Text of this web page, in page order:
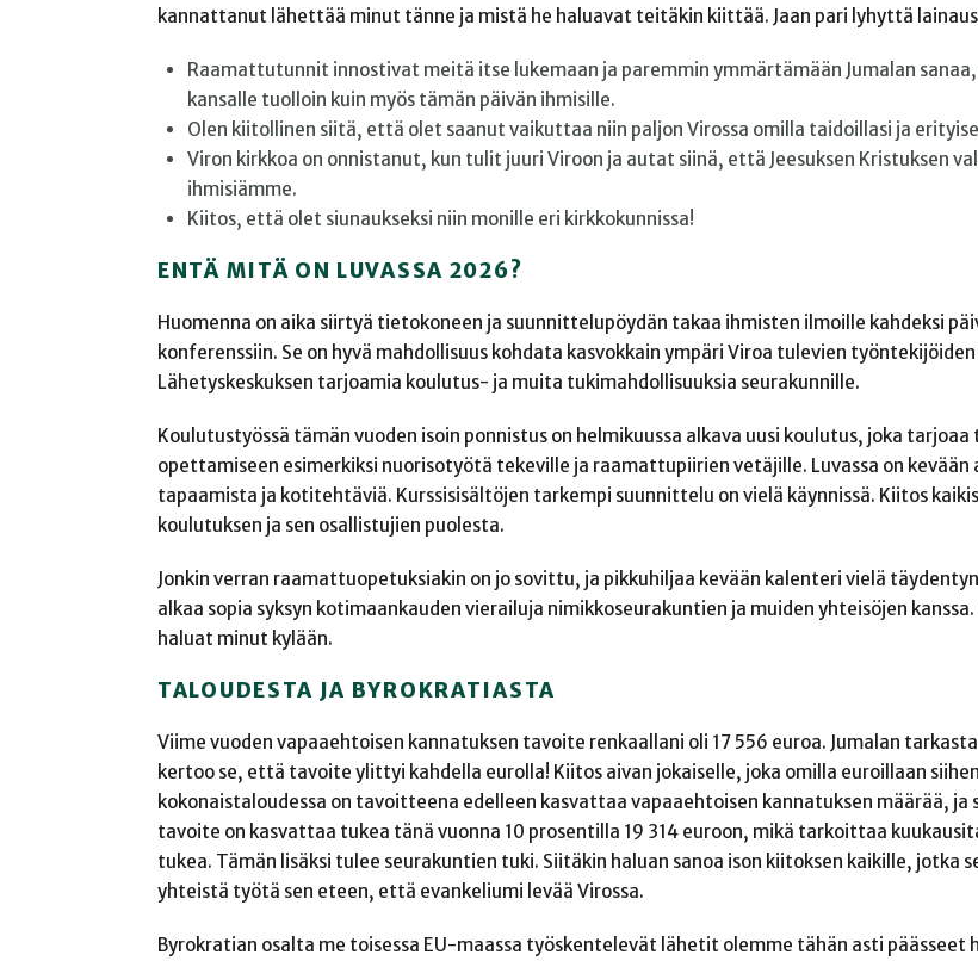
kannattanut lähettää minut tänne ja mistä he haluavat teitäkin kiittää. Jaan pari lyhyttä
Raamattutunnit innostivat meitä itse lukemaan ja paremmin ymmärtämään Jumalan
kansalle tuolloin kuin myös tämän päivän ihmisille.
Olen kiitollinen siitä, että olet saanut vaikuttaa niin paljon Virossa omilla taidoillasi ja
Viron kirkkoa on onnistanut, kun tulit juuri Viroon ja autat siinä, että Jeesuksen Kristuksen
ihmisiämme.
Kiitos, että olet siunaukseksi niin monille eri kirkkokunnissa!
ENTÄ MITÄ ON LUVASSA 2026?
Huomenna on aika siirtyä tietokoneen ja suunnittelupöydän takaa ihmisten ilmoille kahdeksi
konferenssiin. Se on hyvä mahdollisuus kohdata kasvokkain ympäri Viroa tulevien
Lähetyskeskuksen tarjoamia koulutus- ja muita tukimahdollisuuksia seurakunnille.
Koulutustyössä tämän vuoden isoin ponnistus on helmikuussa alkava uusi koulutus, joka
opettamiseen esimerkiksi nuorisotyötä tekeville ja raamattupiirien vetäjille. Luvassa on kevään
tapaamista ja kotitehtäviä. Kurssisisältöjen tarkempi suunnittelu on vielä käynnissä. Kiitos
koulutuksen ja sen osallistujien puolesta.
Jonkin verran raamattuopetuksiakin on jo sovittu, ja pikkuhiljaa kevään kalenteri vielä
alkaa sopia syksyn kotimaankauden vierailuja nimikkoseurakuntien ja muiden yhteisöjen
haluat minut kylään.
TALOUDESTA JA BYROKRATIASTA
Viime vuoden vapaaehtoisen kannatuksen tavoite renkaallani oli 17 556 euroa. Jumalan
kertoo se, että tavoite ylittyi kahdella eurolla! Kiitos aivan jokaiselle, joka omilla euroillaan
kokonaistaloudessa on tavoitteena edelleen kasvattaa vapaaehtoisen kannatuksen määrää, ja
tavoite on kasvattaa tukea tänä vuonna 10 prosentilla 19 314 euroon, mikä tarkoittaa
tukea. Tämän lisäksi tulee seurakuntien tuki. Siitäkin haluan sanoa ison kiitoksen kaikille, jotka
yhteistä työtä sen eteen, että evankeliumi levää Virossa.
Byrokratian osalta me toisessa EU-maassa työskentelevät lähetit olemme tähän asti päässeet